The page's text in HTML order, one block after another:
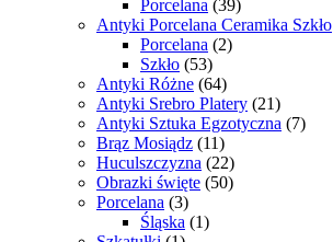
Porcelana (39)
Antyki Porcelana Ceramika Szkło
Porcelana (2)
Szkło (53)
Antyki Różne (64)
Antyki Srebro Platery (21)
Antyki Sztuka Egzotyczna (7)
Brąz Mosiądz (11)
Huculszczyzna (22)
Obrazki święte (50)
Porcelana (3)
Śląska (1)